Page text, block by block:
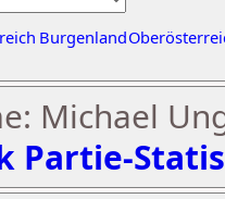
Burgenland
Michael
Partie-